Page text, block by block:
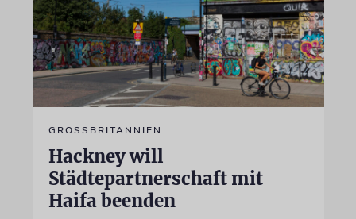
GROSSBRITANNIEN
Hackney will
Städtepartnerschaft mit
Haifa beenden